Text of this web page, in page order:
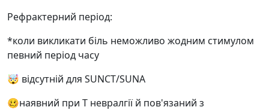
Рефрактерний період:
*коли викликати біль неможливо жодним стимулом
певний період часу
🤯 відсутній для SUNCT/SUNA
🥴наявний при Т невралгії й пов'язаний з